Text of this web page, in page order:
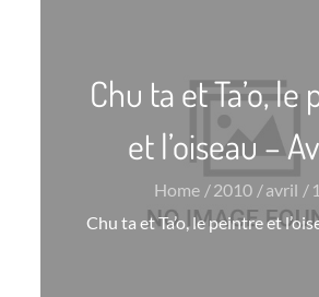
Chu ta et Ta’o, le
et l’oiseau –
Home 2010 avril
1
Chu ta et Ta’o, le peintre et